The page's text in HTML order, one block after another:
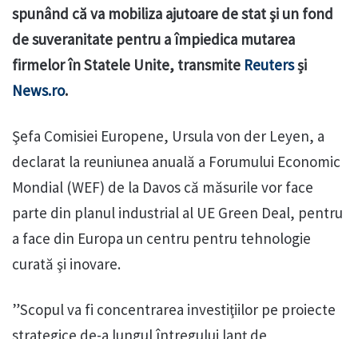
spunând că va mobiliza ajutoare de stat şi un fond
de suveranitate pentru a împiedica mutarea
firmelor în Statele Unite, transmite Reutersși
News.ro.
Şefa Comisiei Europene, Ursula von der Leyen, a
declarat la reuniunea anuală a Forumului Economic
Mondial (WEF) de la Davos că măsurile vor face
parte din planul industrial al UE Green Deal, pentru
a face din Europa un centru pentru tehnologie
curată şi inovare.
”Scopul va fi concentrarea investiţiilor pe proiecte